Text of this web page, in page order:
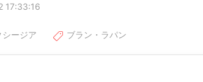
17:33:16
シージア ブラン・ラパン